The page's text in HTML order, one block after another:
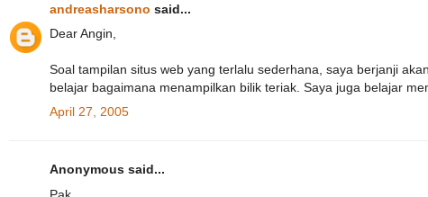
andreasharsono said...
Dear Angin,
Soal tampilan situs web yang terlalu sederhana, saya berjanji
belajar bagaimana menampilkan bilik teriak. Saya juga belajar
April 27, 2005
Anonymous said...
Pak....